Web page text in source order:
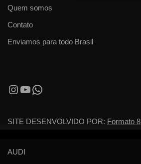
Quem somos
Contato
Enviamos para todo Brasil
SITE DESENVOLVIDO POR: Formato 8
AUDI